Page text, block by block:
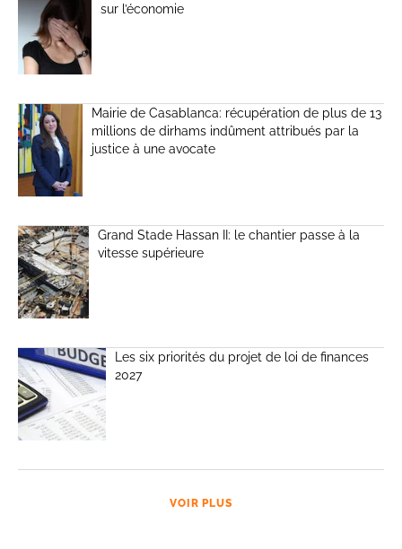
sur l’économie
Mairie de Casablanca: récupération de plus de 13
millions de dirhams indûment attribués par la
justice à une avocate
Grand Stade Hassan II: le chantier passe à la
vitesse supérieure
Les six priorités du projet de loi de finances
2027
VOIR PLUS